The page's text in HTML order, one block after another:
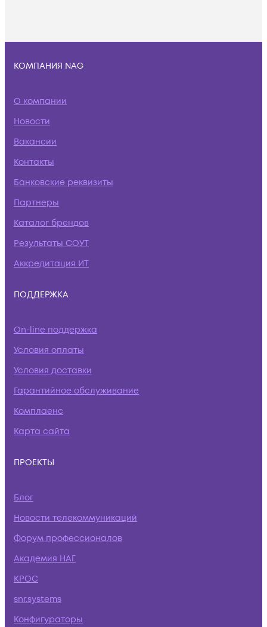
КОМПАНИЯ NAG
О компании
Новости
Вакансии
Контакты
Банковские реквизиты
Партнеры
Каталог брендов
Результаты СОУТ
Аккредитация ИТ
ПОДДЕРЖКА
On-line поддержка
Условия оплаты
Условия доставки
Гарантийное обслуживание
Комплаенс
Карта сайта
ПРОЕКТЫ
Блог
Новости телекоммуникаций
Форум профессионалов
Академия НАГ
КРОС
snr.systems
Конфигураторы